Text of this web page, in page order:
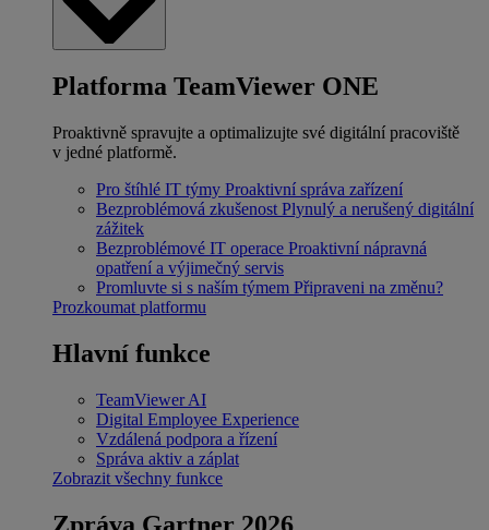
Platforma TeamViewer ONE
Proaktivně spravujte a optimalizujte své digitální pracoviště
v jedné platformě.
Pro štíhlé IT týmy Proaktivní správa zařízení
Bezproblémová zkušenost Plynulý a nerušený digitální
zážitek
Bezproblémové IT operace Proaktivní nápravná
opatření a výjimečný servis
Promluvte si s naším týmem Připraveni na změnu?
Prozkoumat platformu
Hlavní funkce
TeamViewer AI
Digital Employee Experience
Vzdálená podpora a řízení
Správa aktiv a záplat
Zobrazit všechny funkce
Zpráva Gartner 2026